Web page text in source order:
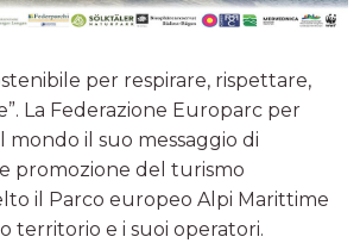
per respirare, rispettare,
La Federazione Europarc per
mondo il suo messaggio di
promozione del turismo
il Parco europeo Alpi Marittime
territorio e i suoi operatori.